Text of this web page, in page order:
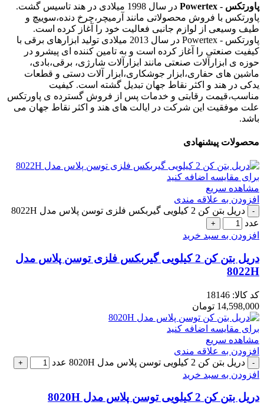
پاورتکس - Powertex
در سال 1998 میلادی در هند تاسیس گشت.
پاورتکس با فروش محصولاتی مانند آرمیچر،چرخ دنده،سوییچ و
طیف وسیعی از لوازم جانبی فعالیت خود را آغاز کرده است.
پاورتکس - Powertex در سال 2013 میلادی تولید ابزارهای برقی با
کیفیت صنعتی را آغاز کرده است و به تامین کننده ای پیشرو در
حوزه ی ابزارآلات صنعتی مانند ابزارآلات شارژی، برقی،بادی،
ماشین های حفاری،ابزار جوشکاری،ابزار آلات دستی و قطعات
یدکی در هند و اکثر نقاط جهان تبدیل گشته است. کیفیت
مناسب،قیمت رقابتی و خدمات پس از فروش گسترده ی پاورتکس
علت موفقیت این شرکت در ایالت های هند و اکثر نقاط جهان می
باشد.
محصولات پیشنهادی
برای مقایسه اضافه کنید
مشاهده سریع
افزودن به علاقه مندی
دریل بتن کن 2 کیلویی گیربکس فلزی توسن پلاس مدل 8022H
عدد
افزودن به سبد خرید
دریل بتن کن 2 کیلویی گیربکس فلزی توسن پلاس مدل
8022H
کد کالا: 18146
14,598,000 تومان
برای مقایسه اضافه کنید
مشاهده سریع
افزودن به علاقه مندی
دریل بتن کن 2 کیلویی توسن پلاس مدل 8020H عدد
افزودن به سبد خرید
دریل بتن کن 2 کیلویی توسن پلاس مدل 8020H